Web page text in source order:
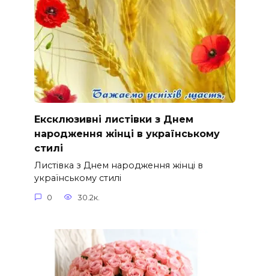
Ексклюзивні листівки з Днем
народження жінці в українському
стилі
Листівка з Днем народження жінці в
українському стилі
0 30.2к.